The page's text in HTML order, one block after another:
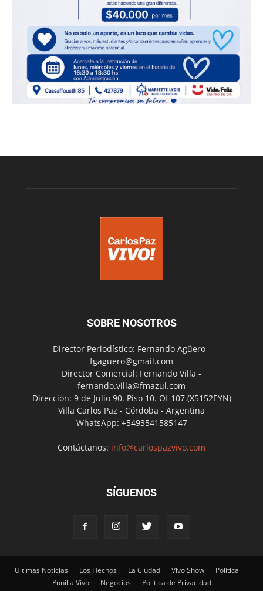
SOBRE NOSOTROS
Director Periodístico: Fernando Agüero -
fgaguero@gmail.com
Director Comercial: Fernando Villa -
fernando.villa@fmazul.com
Dirección: 9 de Julio 90. Piso 10. Of 107.(X5152EYN)
Villa Carlos Paz - Córdoba - Argentina
WhatsApp: +5493541585147
Contáctanos: info@carlospazvivo.com
SÍGUENOS
Ultimas Noticias Los Hechos La Ciudad Vivo Show
Política
Punilla Vivo
Negocios Política de Privacidad